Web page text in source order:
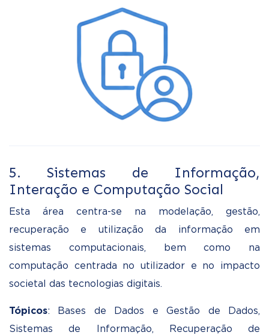
5. Sistemas de Informação,
Interação e Computação Social
Esta área centra-se na modelação, gestão,
recuperação e utilização da informação em
sistemas computacionais, bem como na
computação centrada no utilizador e no impacto
societal das tecnologias digitais.
Tópicos: Bases de Dados e Gestão de Dados,
Sistemas de Informação, Recuperação de